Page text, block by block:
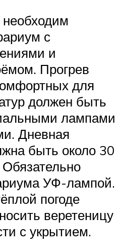
с
и
Прогрев
для
должен быть
лампами
Дневная
быть около 30
УФ-лампой.
погоде
веретеницу
с укрытием.